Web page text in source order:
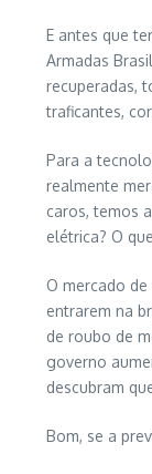
E antes que
Armadas
recuperadas,
traficantes,
Para a
realmente
caros, temos
elétrica? O
O mercado
entrarem na
de roubo de
governo
descubram
Bom, se a